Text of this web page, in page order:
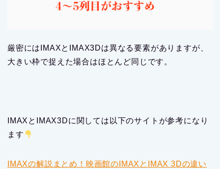
厳密にはIMAXとIMAX3Dは異なる要素がありますが、
大きい枠で捉えた場合はほとんど同じです。
IMAXとIMAX3Dに関しては以下のサイトが参考になり
ます
IMAXの解説まとめ！映画館のIMAXとIMAX 3Dの違い